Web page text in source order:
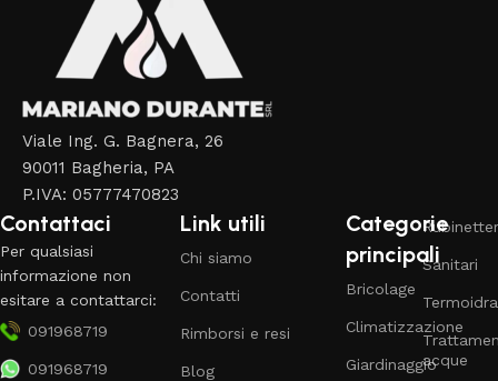
Viale Ing. G. Bagnera, 26
90011 Bagheria, PA
P.IVA: 05777470823
Contattaci
Per qualsiasi
informazione non
esitare a contattarci:
091968719
091968719
Link utili
Chi siamo
Contatti
Rimborsi e resi
Blog
Categorie
principali
Bricolage
Climatizzazione
Giardinaggio
Sanitari
acque